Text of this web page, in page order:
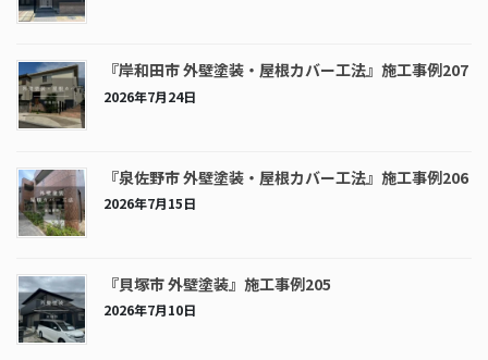
『岸和田市 外壁塗装・屋根カバー工法』施工事例207
2026年7月24日
『泉佐野市 外壁塗装・屋根カバー工法』施工事例206
2026年7月15日
『貝塚市 外壁塗装』施工事例205
2026年7月10日